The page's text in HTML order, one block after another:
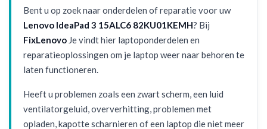
Bent u op zoek naar onderdelen of reparatie voor uw
Lenovo IdeaPad 3 15ALC6 82KU01KEMH? Bij
FixLenovo Je vindt hier laptoponderdelen en
reparatieoplossingen om je laptop weer naar behoren te
laten functioneren.
Heeft u problemen zoals een zwart scherm, een luid
ventilatorgeluid, oververhitting, problemen met
opladen, kapotte scharnieren of een laptop die niet meer